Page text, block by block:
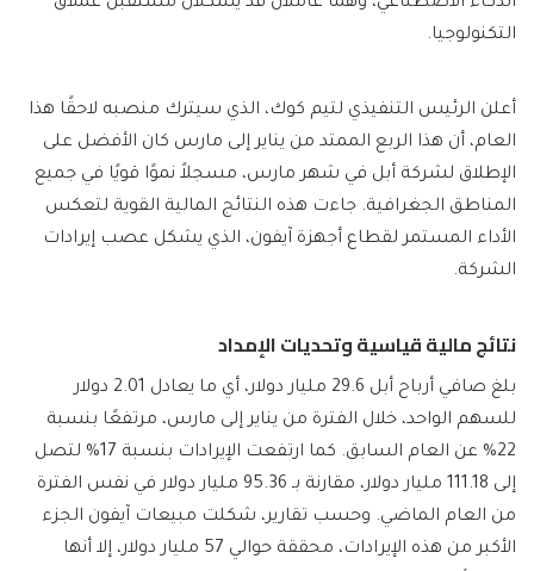
التكنولوجيا.
أعلن الرئيس التنفيذي لتيم كوك، الذي سيترك منصبه لاحقًا هذا
العام، أن هذا الربع الممتد من يناير إلى مارس كان الأفضل على
الإطلاق لشركة أبل في شهر مارس، مسجلاً نموًا قويًا في جميع
المناطق الجغرافية. جاءت هذه النتائج المالية القوية لتعكس
الأداء المستمر لقطاع أجهزة آيفون، الذي يشكل عصب إيرادات
الشركة.
نتائج مالية قياسية وتحديات الإمداد
بلغ صافي أرباح أبل 29.6 مليار دولار، أي ما يعادل 2.01 دولار
للسهم الواحد، خلال الفترة من يناير إلى مارس، مرتفعًا بنسبة
22% عن العام السابق. كما ارتفعت الإيرادات بنسبة 17% لتصل
إلى 111.18 مليار دولار، مقارنة بـ 95.36 مليار دولار في نفس الفترة
من العام الماضي. وحسب تقارير، شكلت مبيعات آيفون الجزء
الأكبر من هذه الإيرادات، محققة حوالي 57 مليار دولار، إلا أنها